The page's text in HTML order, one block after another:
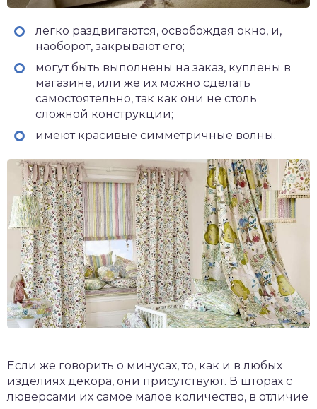
легко раздвигаются, освобождая окно, и,
наоборот, закрывают его;
могут быть выполнены на заказ, куплены в
магазине, или же их можно сделать
самостоятельно, так как они не столь
сложной конструкции;
имеют красивые симметричные волны.
Если же говорить о минусах, то, как и в любых
изделиях декора, они присутствуют. В шторах с
люверсами их самое малое количество, в отличие